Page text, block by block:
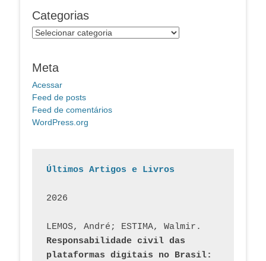
Categorias
Categorias
Meta
Acessar
Feed de posts
Feed de comentários
WordPress.org
Últimos Artigos e Livros
2026
Responsabilidade civil das
plataformas digitais no Brasil: